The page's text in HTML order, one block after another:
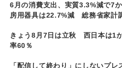
6月の消費支出、実質3.3%減で7
房用器具は22.7%減 総務省家計
きょう8月7日は立秋 西日本は1
率60％
「配信して終わり」にしないプ